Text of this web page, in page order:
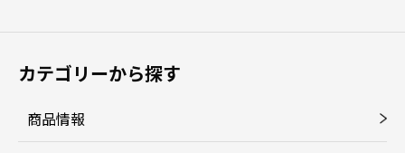
カテゴリーから探す
商品情報